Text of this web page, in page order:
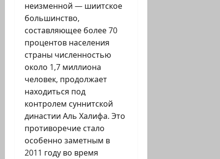
неизменной — шиитское
большинство,
составляющее более 70
процентов населения
страны численностью
около 1,7 миллиона
человек, продолжает
находиться под
контролем суннитской
династии Аль Халифа. Это
противоречие стало
особенно заметным в
2011 году во время